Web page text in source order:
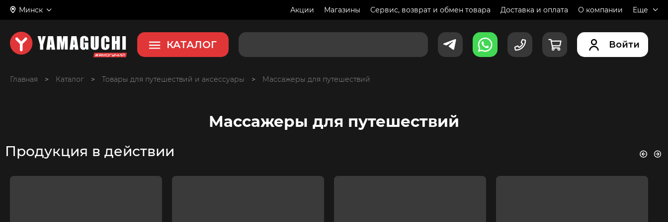
Минск Акции Магазины Сервис, возврат и обмен товара Доставка и оплата О компании Еще
КАТАЛОГ Войти
Главная > > Товары для путешествий и аксессуары > Массажеры для путешествий
Массажеры для путешествий
Продукция в действии